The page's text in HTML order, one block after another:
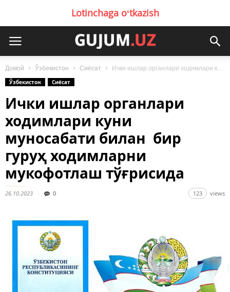
Lotinchaga oʻtkazish
Домой Ўзбекистон Сиёсат
Ички ишлар органлари ходимлари куни муносабати билан бир гуруҳ ходимларни мукофотлаш тўғрисида
Ўзбекистон
Сиёсат
Ички ишлар органлари
ходимлари куни
муносабати билан бир
гуруҳ ходимларни
мукофотлаш тўғрисида
26.10.2023 0 123 views